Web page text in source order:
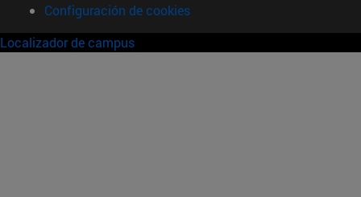
Configuración de cookies
Localizador de campus